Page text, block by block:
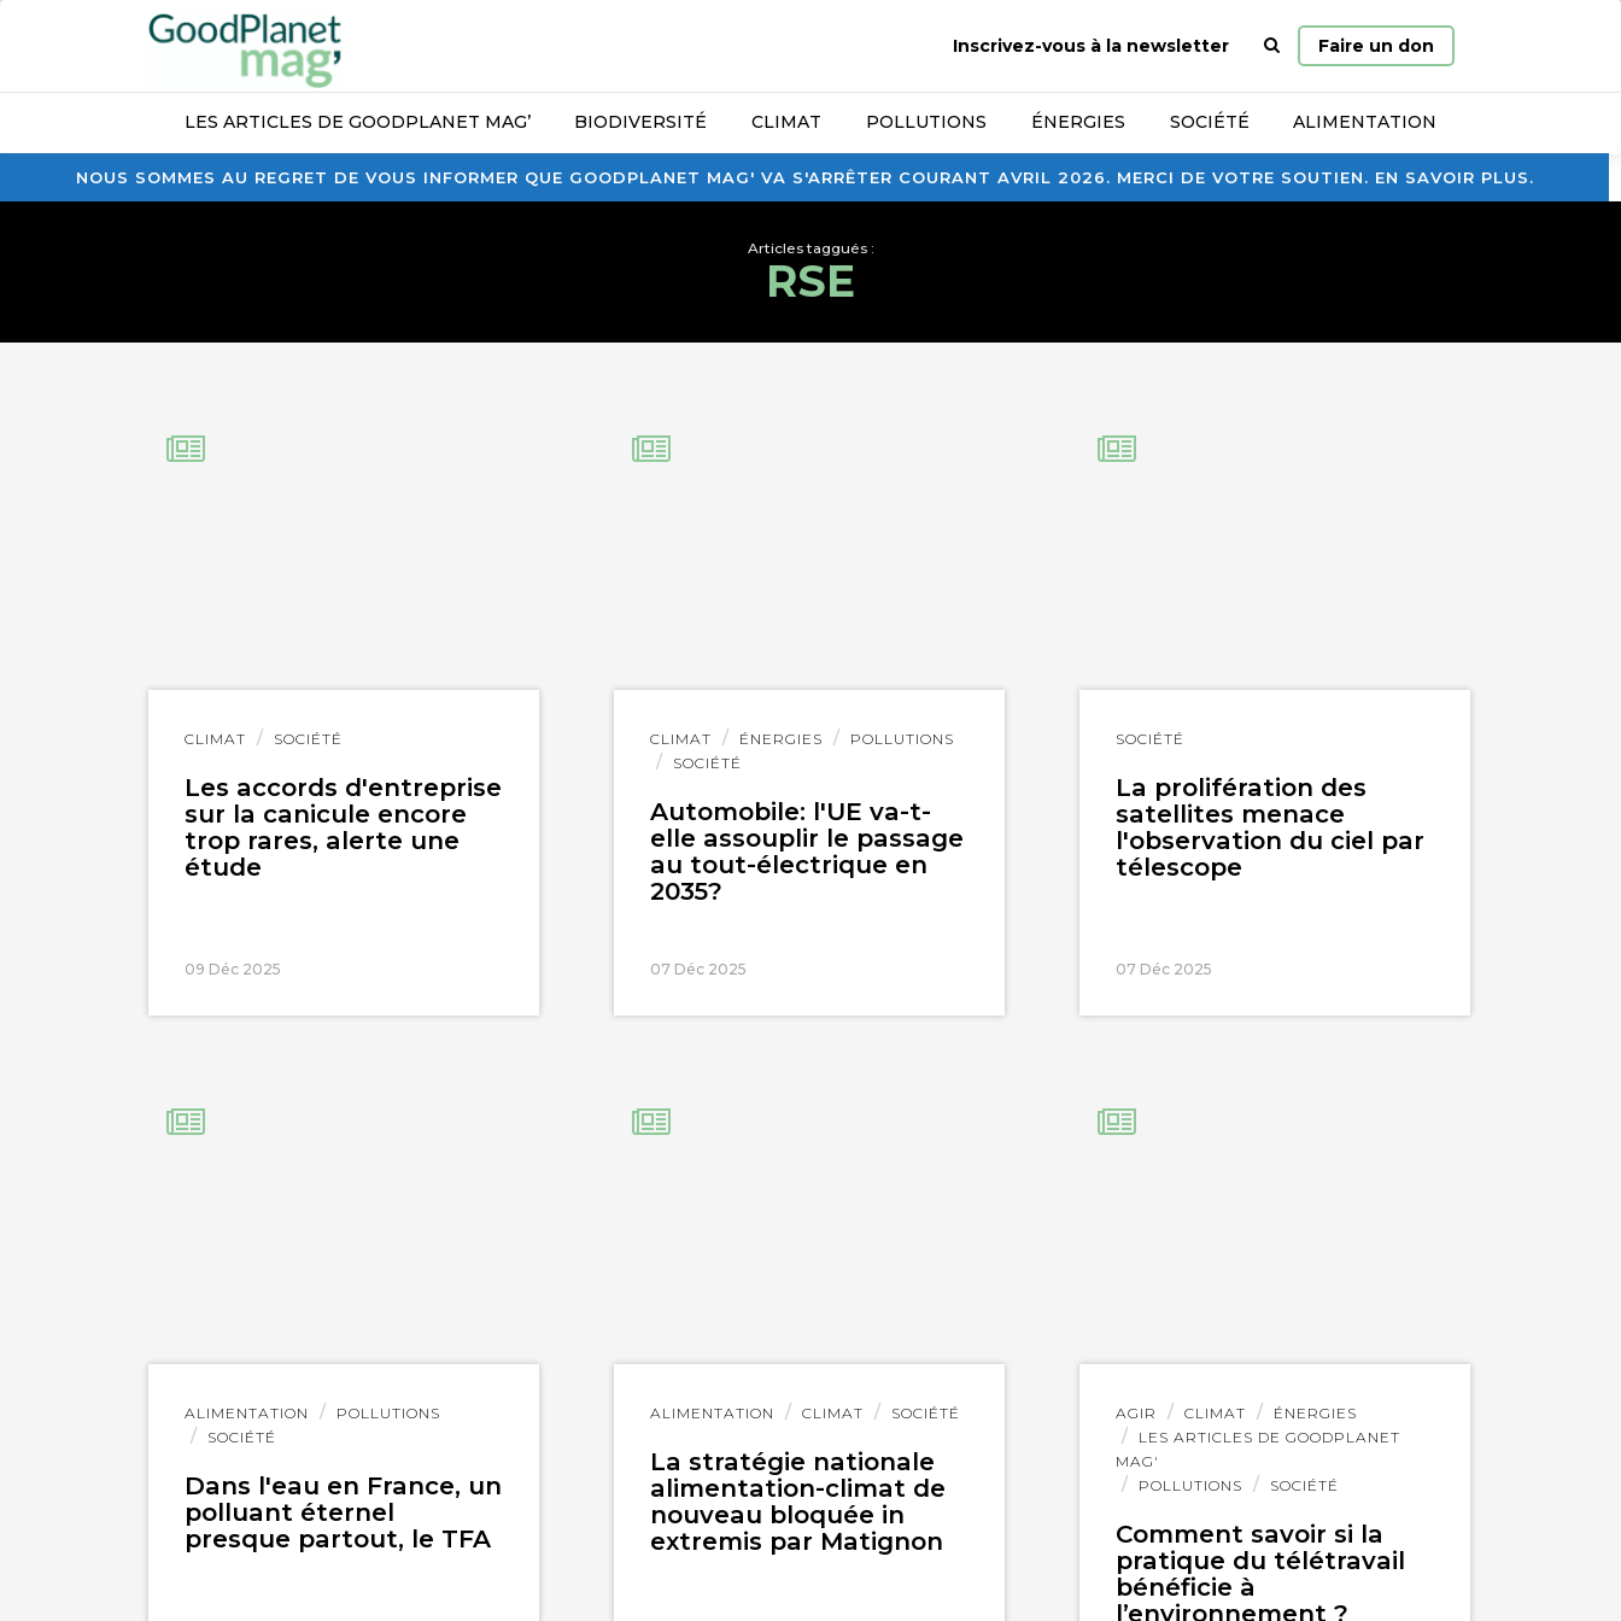
NOUS SOMMES AU REGRET DE VOUS INFORMER QUE GOODPLANET MAG' VA S'ARRÊTER COURANT AVRIL 2026. MERCI DE VOTRE SOUTIEN. EN SAVOIR PLUS.
Inscrivez-vous à la newsletter
Page
d’accueil
Faire un don
LES ARTICLES DE GOODPLANET MAG’ BIODIVERSITÉ CLIMAT POLLUTIONS ÉNERGIES SOCIÉTÉ ALIMENTATION
Articles taggués :
RSE
CLIMAT SOCIÉTÉ
Les accords d'entreprise
sur la canicule encore
trop rares, alerte une
étude
09 Déc 2025
Lire
CLIMAT ÉNERGIES
POLLUTIONS
SOCIÉTÉ
Automobile: l'UE va-t-
elle assouplir le passage
au tout-électrique en
2035?
07 Déc 2025
Lire
l'article
SOCIÉTÉ
La prolifération des
satellites menace
l'observation du ciel par
télescope
07 Déc 2025
Lire
ALIMENTATION
POLLUTIONS
SOCIÉTÉ
Dans l'eau en France, un
polluant éternel
presque partout, le TFA
Lire
l'article
ALIMENTATION CLIMAT SOCIÉTÉ
La stratégie nationale
alimentation-climat de
nouveau bloquée in
extremis par Matignon
Lire
AGIR CLIMAT
ÉNERGIES
LES ARTICLES DE GOODPLANET
MAG'
POLLUTIONS
SOCIÉTÉ
Comment savoir si la
pratique du télétravail
bénéficie à
l’environnement ?
Lire
l'article